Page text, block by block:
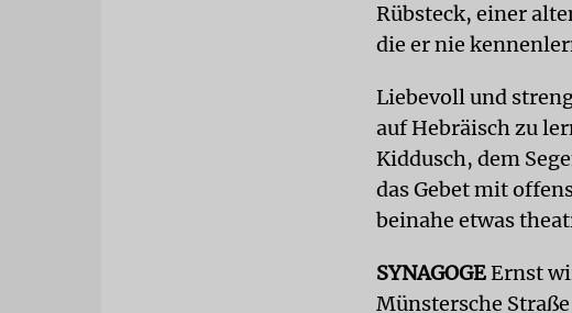
Rübsteck, einer
die er nie
Liebevoll und
auf Hebräisch zu
Kiddusch, dem
das Gebet mit
beinahe etwas
SYNAGOGEErnst
Münstersche